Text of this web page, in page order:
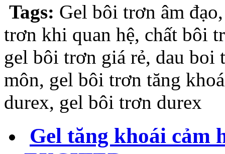
Tags: Gel bôi trơn âm
trơn khi quan hệ, chất bôi
gel bôi trơn giá rẻ, dau boi
môn, gel bôi trơn tăng
durex, gel bôi trơn durex
Gel tăng khoái cảm